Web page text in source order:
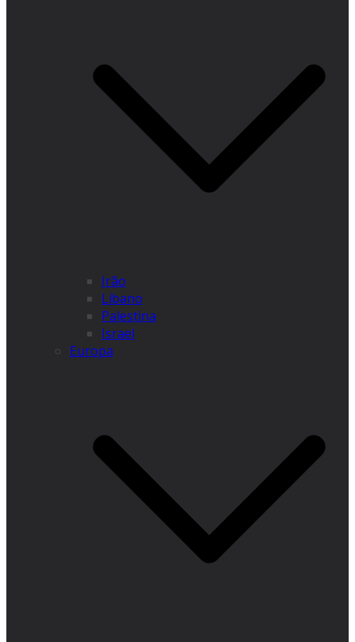
Irão
Líbano
Palestina
Israel
Europa